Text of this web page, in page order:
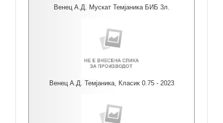
Венец А.Д. Мускат Темјаника БИБ 3л.
Венец А.Д. Темјаника, Класик 0.75 - 2023